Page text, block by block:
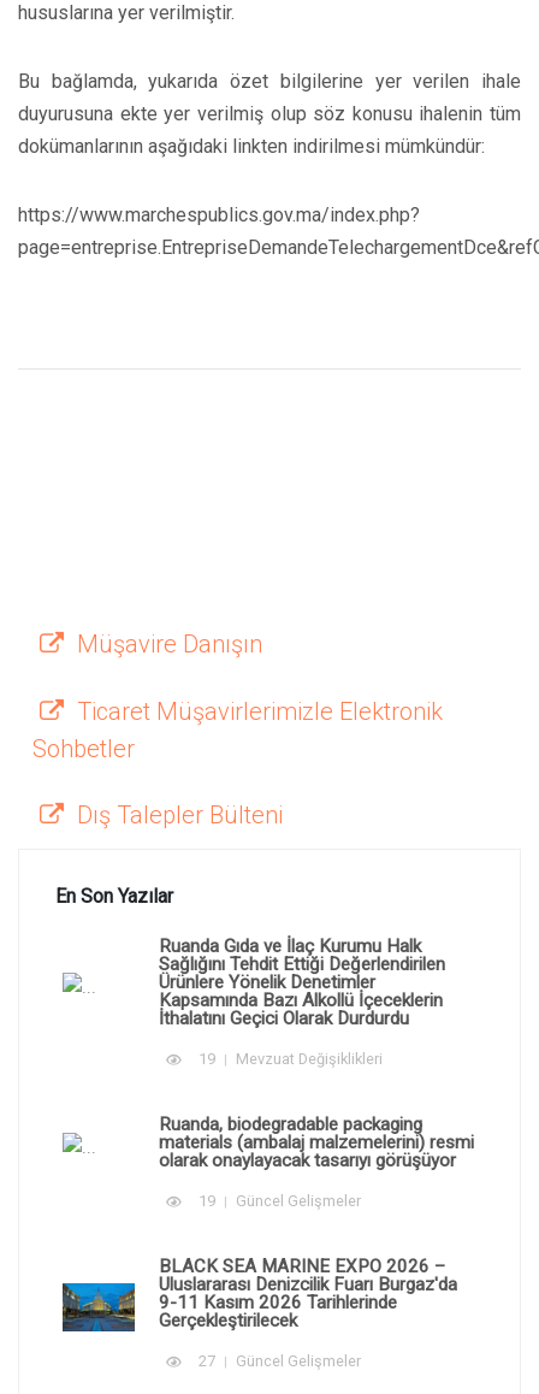
hususlarına yer verilmiştir.
Bu bağlamda, yukarıda özet bilgilerine yer verilen ihale
duyurusuna ekte yer verilmiş olup söz konusu ihalenin tüm
dokümanlarının aşağıdaki linkten indirilmesi mümkündür:
https://www.marchespublics.gov.ma/index.php?
Müşavire Danışın
Ticaret Müşavirlerimizle Elektronik
Sohbetler
Dış Talepler Bülteni
En Son Yazılar
Ruanda Gıda ve İlaç Kurumu Halk
Sağlığını Tehdit Ettiği Değerlendirilen
Ürünlere Yönelik Denetimler
Kapsamında Bazı Alkollü İçeceklerin
İthalatını Geçici Olarak Durdurdu
19 Mevzuat Değişiklikleri
Ruanda, biodegradable packaging
materials (ambalaj malzemelerini) resmi
olarak onaylayacak tasarıyı görüşüyor
19 Güncel Gelişmeler
BLACK SEA MARINE EXPO 2026 –
Uluslararası Denizcilik Fuarı Burgaz'da
9-11 Kasım 2026 Tarihlerinde
Gerçekleştirilecek
27 Güncel Gelişmeler